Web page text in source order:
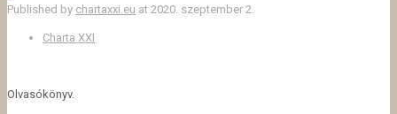
Published by chartaxxi.eu at 2020. szeptember 2.
Charta XXI
Olvasókönyv.